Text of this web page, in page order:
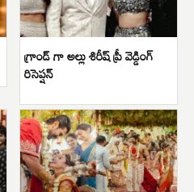
గ్రాండ్ గా అల్లు శిరీష్ ప్రీ వెడ్డింగ్
రిసెప్షన్